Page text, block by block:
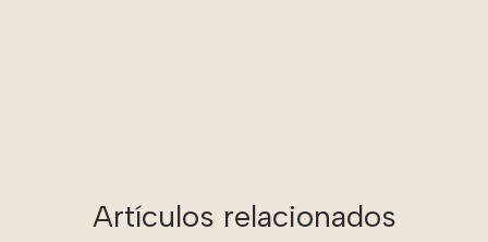
Artículos relacionados